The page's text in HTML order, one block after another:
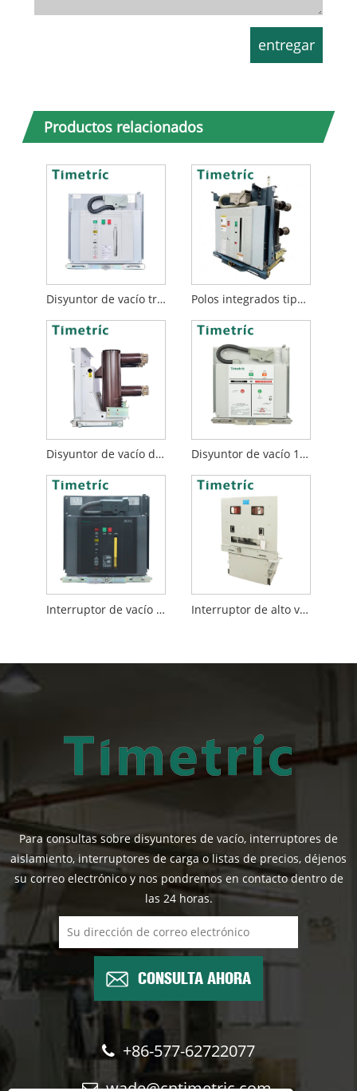
Productos relacionados
Disyuntor de vacío trifásico 1250A Polos integrados tipo VCB
Disyuntor de vacío de montaje frontal Disyuntor de vacío 12kv
Interruptor de vacío de alto voltaje Interruptor de alto voltaje
Para consultas sobre disyuntores de vacío, interruptores de
aislamiento, interruptores de carga o listas de precios, déjenos
su correo electrónico y nos pondremos en contacto dentro de
las 24 horas.
CONSULTA AHORA
+86-577-62722077